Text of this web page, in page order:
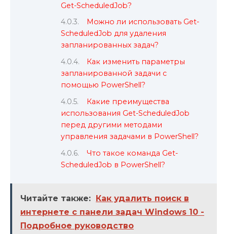
Get-ScheduledJob?
Можно ли использовать Get-
ScheduledJob для удаления
запланированных задач?
Как изменить параметры
запланированной задачи с
помощью PowerShell?
Какие преимущества
использования Get-ScheduledJob
перед другими методами
управления задачами в PowerShell?
Что такое команда Get-
ScheduledJob в PowerShell?
Читайте также: Как удалить поиск в
интернете с панели задач Windows 10 -
Подробное руководство